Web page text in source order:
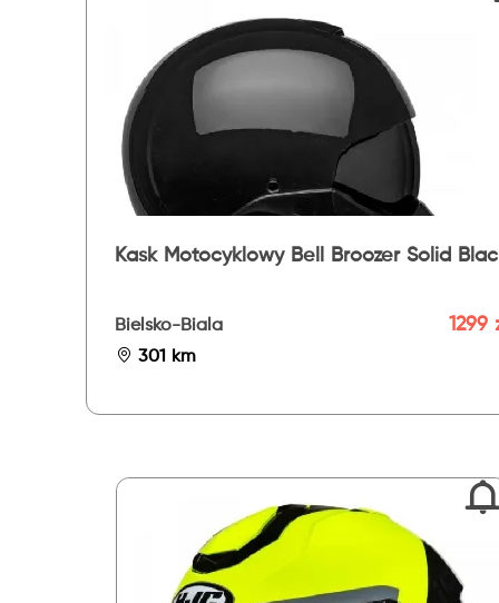
Kask Motocyklowy Bell Broozer Solid
Bielsko-Biala
301 km
1299